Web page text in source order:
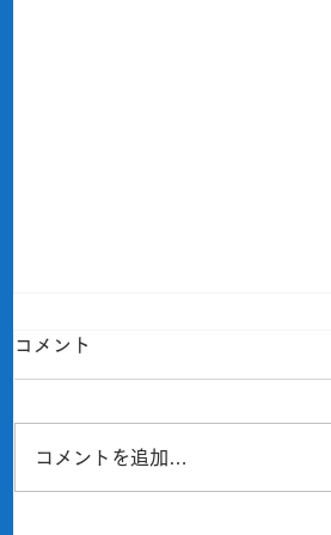
千葉県習志野市のN様
コメント
コメントを追加…